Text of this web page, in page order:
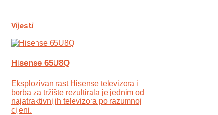
Vijesti
Hisense 65U8Q
Eksplozivan rast Hisense televizora i
borba za tržište rezultirala je jednim od
najatraktivnijih televizora po razumnoj
cijeni.